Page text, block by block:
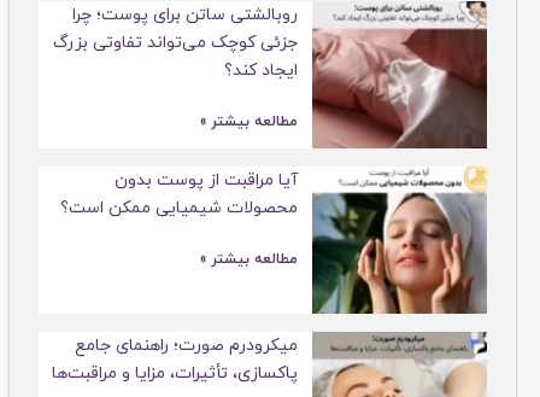
روبالشتی ساتن برای پوست؛ چرا
جزئی کوچک می‌تواند تفاوتی بزرگ
ایجاد کند؟
مطالعه بیشتر »
آیا مراقبت از پوست بدون
محصولات شیمیایی ممکن است؟
مطالعه بیشتر »
میکرودرم صورت؛ راهنمای جامع
پاکسازی، تأثیرات، مزایا و مراقبت‌ها